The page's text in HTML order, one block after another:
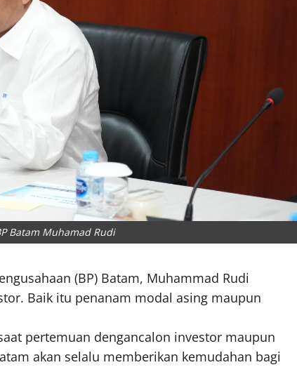
Batam Muhamad Rudi
(BP) Batam, Muhammad Rudi
Baik itu penanam modal asing maupun
pertemuan dengancalon investor maupun
akan selalu memberikan kemudahan bagi